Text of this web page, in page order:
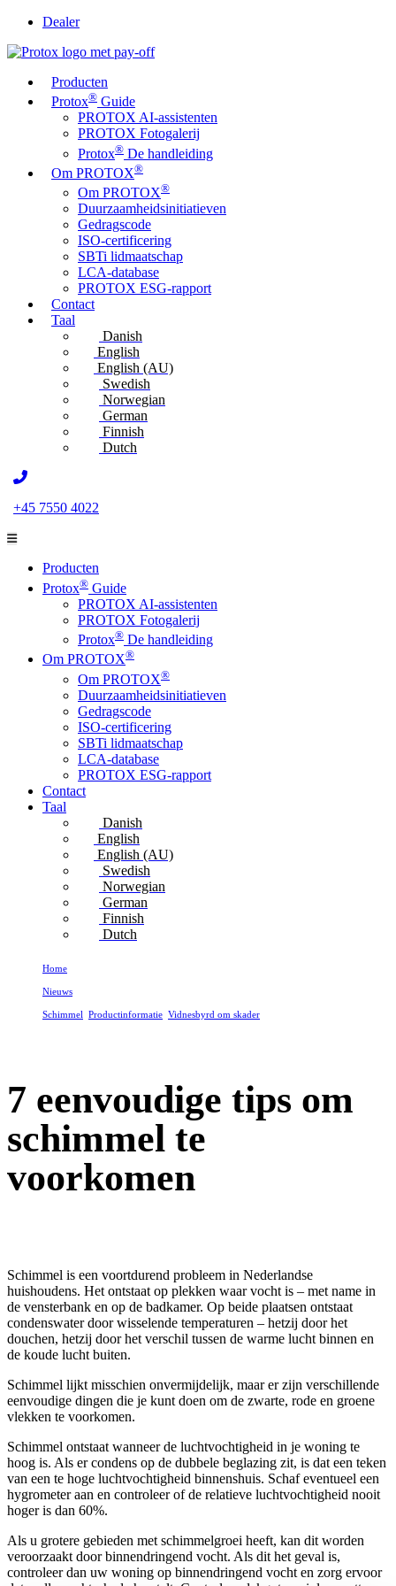
Dealer
Producten
Protox® Guide
PROTOX AI-assistenten
PROTOX Fotogalerij
Protox® De handleiding
Om PROTOX®
Om PROTOX®
Duurzaamheidsinitiatieven
Gedragscode
ISO-certificering
SBTi lidmaatschap
LCA-database
PROTOX ESG-rapport
Contact
Taal
Danish
English
English (AU)
Swedish
Norwegian
German
Finnish
Dutch
+45 7550 4022
Producten
Protox® Guide
PROTOX AI-assistenten
PROTOX Fotogalerij
Protox® De handleiding
Om PROTOX®
Om PROTOX®
Duurzaamheidsinitiatieven
Gedragscode
ISO-certificering
SBTi lidmaatschap
LCA-database
PROTOX ESG-rapport
Contact
Taal
Danish
English
English (AU)
Swedish
Norwegian
German
Finnish
Dutch
Home
Nieuws
Schimmel Productinformatie Vidnesbyrd om skader
7 eenvoudige tips om
schimmel te
voorkomen
Schimmel is een voortdurend probleem in Nederlandse
huishoudens. Het ontstaat op plekken waar vocht is – met name in
de vensterbank en op de badkamer. Op beide plaatsen ontstaat
condenswater door wisselende temperaturen – hetzij door het
douchen, hetzij door het verschil tussen de warme lucht binnen en
de koude lucht buiten.
Schimmel lijkt misschien onvermijdelijk, maar er zijn verschillende
eenvoudige dingen die je kunt doen om de zwarte, rode en groene
vlekken te voorkomen.
Schimmel ontstaat wanneer de luchtvochtigheid in je woning te
hoog is. Als er condens op de dubbele beglazing zit, is dat een teken
van een te hoge luchtvochtigheid binnenshuis. Schaf eventueel een
hygrometer aan en controleer of de relatieve luchtvochtigheid nooit
hoger is dan 60%.
Als u grotere gebieden met schimmelgroei heeft, kan dit worden
veroorzaakt door binnendringend vocht. Als dit het geval is,
controleer dan uw woning op binnendringend vocht en zorg ervoor